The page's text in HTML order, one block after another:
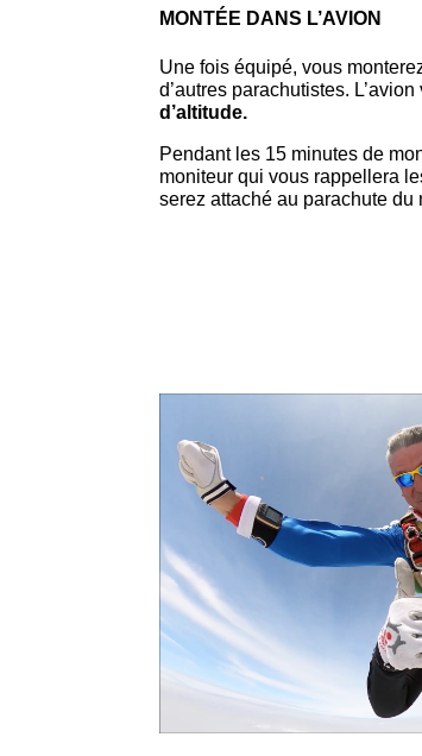
MONTÉE DANS L’AVION
Une fois équipé, vous
d’autres parachutistes.
d’altitude.
Pendant les 15 minutes de
moniteur qui vous rappellera
serez attaché au parachute du